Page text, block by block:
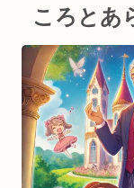
ころとあ